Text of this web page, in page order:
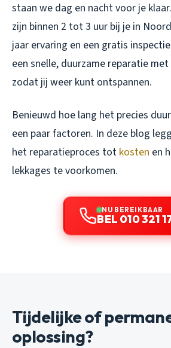
staan we dag en nacht voor je
zijn binnen 2 tot 3 uur bij je in
jaar ervaring en een gratis
een snelle, duurzame reparatie
zodat jij weer kunt ontspannen.
Benieuwd hoe lang het precies
een paar factoren. In deze blog
het reparatieproces tot kosten en
lekkages te voorkomen.
NU BEREIKBAAR
BEL 010 321
Tijdelijke of
oplossing?